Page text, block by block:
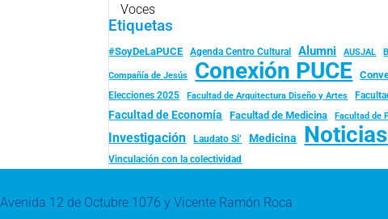
Voces
Etiquetas
#SoyDeLaPUCE Agenda Centro Cultural Alumni AUSJAL
Compañía de Jesús Conexión PUCE
Elecciones 2025
Facultad de Arquitectura Diseño y Artes
Facultad de Economía Facultad de Medicina Facultad de
Investigación Laudato Si’ Medicina
Vinculación con la colectividad
Avenida 12 de Octubre 1076 y Vicente Ramón Roca